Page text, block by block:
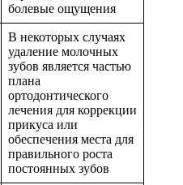
болевые ощущения
В некоторых случаях
удаление молочных
зубов является частью
плана
ортодонтического
лечения для коррекции
прикуса или
обеспечения места для
правильного роста
постоянных зубов